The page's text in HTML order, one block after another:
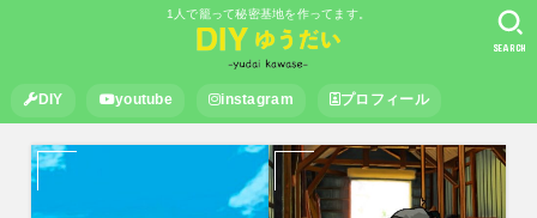
1人で籠って秘密基地を作ってます。
DIY youtube instagram プロフィール
SEARCH